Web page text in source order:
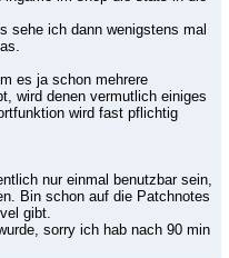
sehe ich dann wenigstens mal
es ja schon mehrere
wird denen vermutlich einiges
wird fast pflichtig
nur einmal benutzbar sein,
Bin schon auf die Patchnotes
gibt.
sorry ich hab nach 90 min